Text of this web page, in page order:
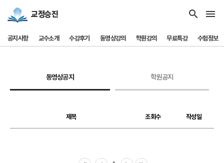
교정승진 search menu
공지사항 교수소개 수강후기 동영상강의 학원강의 무료특강 수험정보
동영상공지 학원공지
제목 조회수 작성일